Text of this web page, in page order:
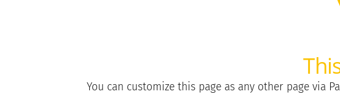
You can customize this page as any other page via